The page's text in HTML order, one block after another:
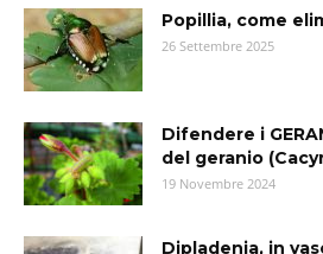
Popillia, come
26 Settembre 2025
Difendere i
del geranio
19 Novembre 2024
Dipladenia, in